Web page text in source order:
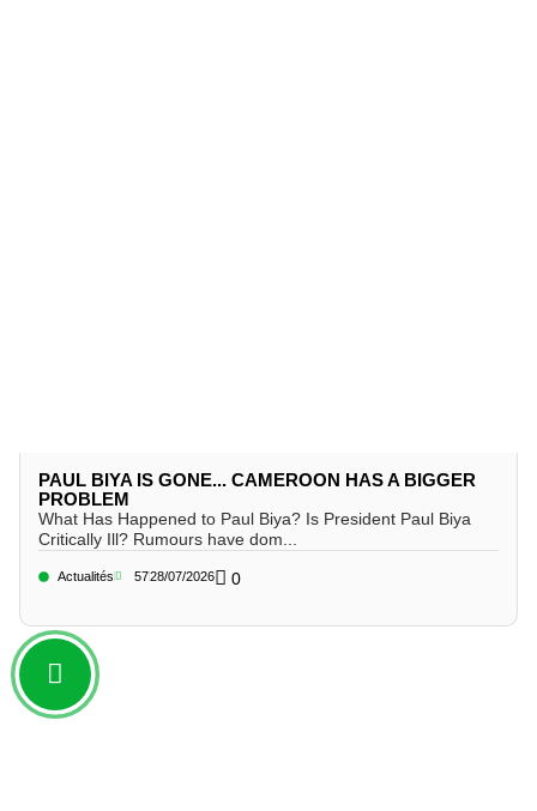
PAUL BIYA IS GONE... CAMEROON HAS A BIGGER
PROBLEM
What Has Happened to Paul Biya? Is President Paul Biya
Critically Ill? Rumours have dom...
Actualités 5728/07/2026 0